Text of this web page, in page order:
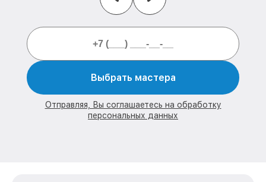
Выбрать мастера
Отправляя, Вы соглашаетесь на обработку
персональных данных